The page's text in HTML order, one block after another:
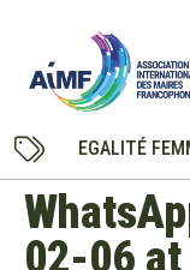
EGALITÉ
02-06